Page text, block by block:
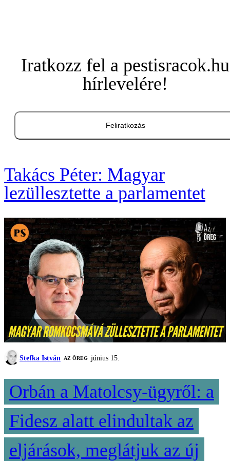
Iratkozz fel a pestisracok.hu
hírlevelére!
Feliratkozás
Takács Péter: Magyar
lezüllesztette a parlamentet
Stefka István AZ ÖREG június 15.
Orbán a Matolcsy-ügyről: a
Fidesz alatt elindultak az
eljárások, meglátjuk az új